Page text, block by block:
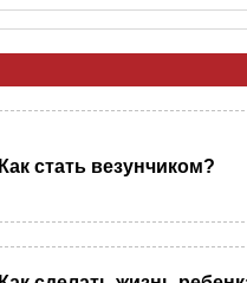
Как стать везунчиком?